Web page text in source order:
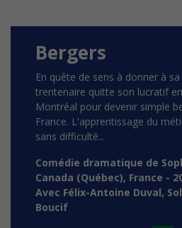
Bergers
En quête de sens à donner à
trentenaire quitte son lucratif
Montréal pour devenir simple
France. L'apprentissage du
sans difficulté...
Comédie dramatique de
Canada (Québec), France -
Avec Félix-Antoine Duval,
Boucif